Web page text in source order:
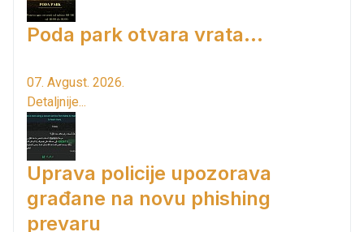
Poda park otvara vrata...
07. Avgust. 2026.
Detaljnije...
Uprava policije upozorava
građane na novu phishing
prevaru